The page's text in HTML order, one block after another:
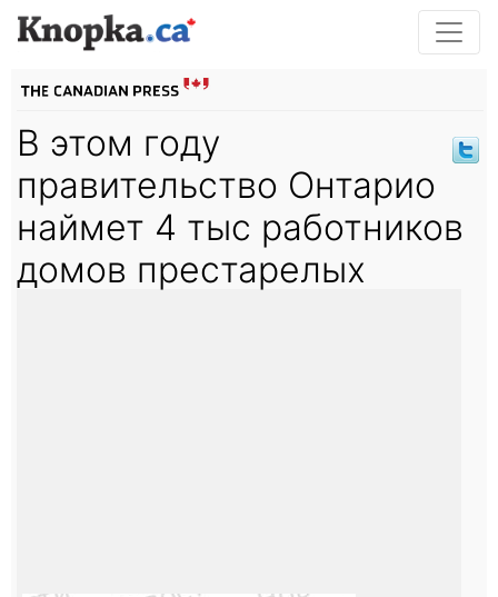
В этом году
правительство Онтарио
наймет 4 тыс работников
домов престарелых